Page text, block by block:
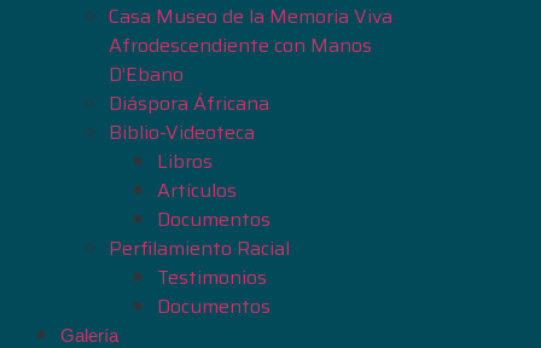
Casa Museo de la Memoria Viva
Afrodescendiente con Manos
D’Ebano
Diáspora Áfricana
Biblio-Videoteca
Libros
Artículos
Documentos
Perfilamiento Racial
Testimonios
Documentos
Galería